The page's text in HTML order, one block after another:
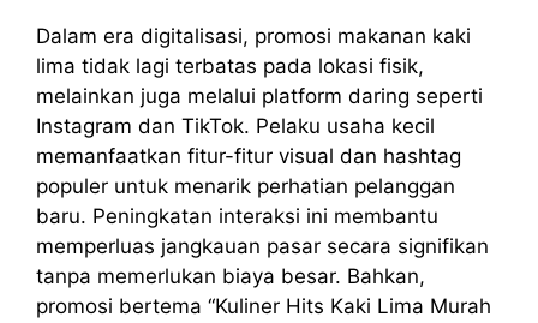
Dalam era digitalisasi, promosi makanan kaki
lima tidak lagi terbatas pada lokasi fisik,
melainkan juga melalui platform daring seperti
Instagram dan TikTok. Pelaku usaha kecil
memanfaatkan fitur-fitur visual dan hashtag
populer untuk menarik perhatian pelanggan
baru. Peningkatan interaksi ini membantu
memperluas jangkauan pasar secara signifikan
tanpa memerlukan biaya besar. Bahkan,
promosi bertema “Kuliner Hits Kaki Lima Murah